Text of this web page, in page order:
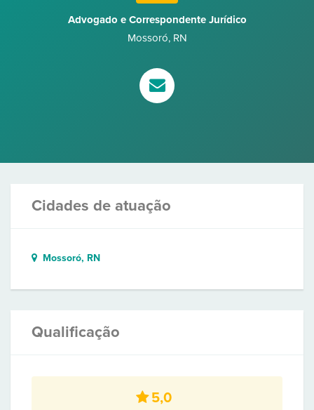
Advogado e Correspondente Jurídico
Mossoró, RN
Cidades de atuação
Mossoró, RN
Qualificação
5,0